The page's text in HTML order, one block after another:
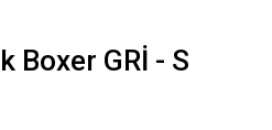
Boxer GRİ - S